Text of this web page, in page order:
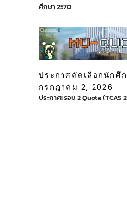
ศึกษา 2570
ประกาศคัดเลือกนักศึ
กรกฎาคม 2, 2026
ประกาศ! รอบ 2 Quota (TCAS